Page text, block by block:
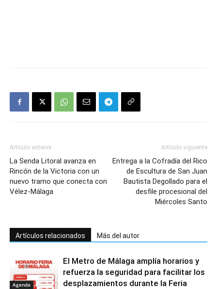
Artículo anterior
La Senda Litoral avanza en
Rincón de la Victoria con un
nuevo tramo que conecta con
Vélez-Málaga
Artículo siguiente
Entrega a la Cofradía del Rico
de Escultura de San Juan
Bautista Degollado para el
desfile procesional del
Miércoles Santo
Artículos relacionados Más del autor
Agenda
El Metro de Málaga amplía horarios y
refuerza la seguridad para facilitar los
desplazamientos durante la Feria